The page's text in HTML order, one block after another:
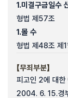
1.미결구금일수
형법 제57조
1.몰 수
형법 제48조 제1
【무죄부분】
피고인 2에 대한
2004. 6. 15.경